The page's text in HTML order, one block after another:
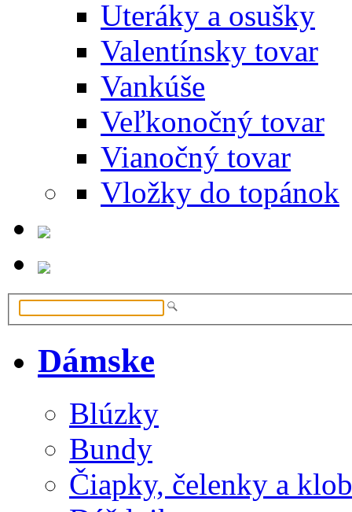
Uteráky a osušky
Valentínsky tovar
Vankúše
Veľkonočný tovar
Vianočný tovar
Vložky do topánok
Dámske
Blúzky
Bundy
Čiapky, čelenky a